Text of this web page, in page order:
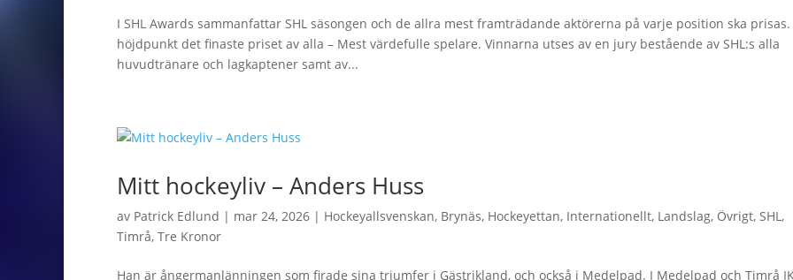
I SHL Awards sammanfattar SHL säsongen och de allra mest framträdande aktörerna på varje position ska prisas.
höjdpunkt det finaste priset av alla – Mest värdefulle spelare. Vinnarna utses av en jury bestående av SHL:s alla
huvudtränare och lagkaptener samt av...
Mitt hockeyliv – Anders Huss
av Patrick Edlund | mar 24, 2026 | Hockeyallsvenskan, Brynäs, Hockeyettan, Internationellt, Landslag, Övrigt, SHL,
Timrå, Tre Kronor
Han är ångermanlänningen som firade sina triumfer i Gästrikland, och också i Medelpad. I Medelpad och Timrå